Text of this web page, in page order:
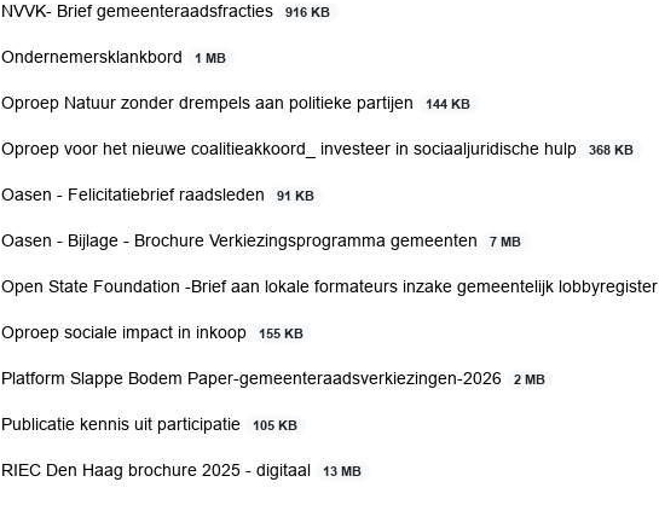
NVVK- Brief gemeenteraadsfracties 916 KB
Ondernemersklankbord 1 MB
Oproep Natuur zonder drempels aan politieke partijen 144 KB
Oproep voor het nieuwe coalitieakkoord_ investeer in sociaaljuridische hulp 368 KB
Oasen - Felicitatiebrief raadsleden 91 KB
Oasen - Bijlage - Brochure Verkiezingsprogramma gemeenten 7 MB
Open State Foundation -Brief aan lokale formateurs inzake gemeentelijk lobbyregister
Oproep sociale impact in inkoop 155 KB
Platform Slappe Bodem Paper-gemeenteraadsverkiezingen-2026 2 MB
Publicatie kennis uit participatie 105 KB
RIEC Den Haag brochure 2025 - digitaal 13 MB